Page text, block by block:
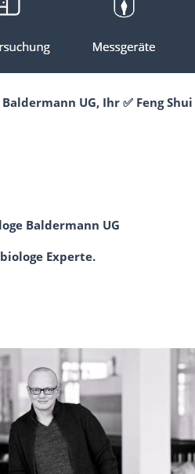
UG, Ihr ✅ Feng
Baldermann UG
Experte.